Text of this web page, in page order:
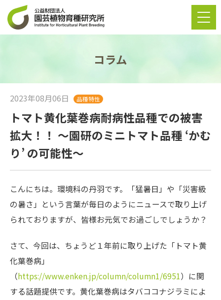
コラム
2023年08月06日 品種特性
トマト黄化葉巻病耐病性品種での被害
拡大！！ 〜園研のミニトマト品種 ‘かむ
り’ の可能性〜
こんにちは。環境科の丹羽です。「猛暑日」や「災害級
の暑さ」という言葉が毎日のようにニュースで取り上げ
られておりますが、皆様お元気でお過ごしでしょうか？
さて、今回は、ちょうど１年前に取り上げた「トマト黄
化葉巻病」
（https://www.enken.jp/column/column1/6951）に関
する話題提供です。黄化葉巻病はタバココナジラミによ